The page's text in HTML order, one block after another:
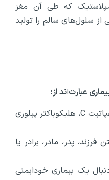
که طی آن مغز
سلول‌های سالم را تولید
عبارت‌اند از:
عفونت‌هایی مانند ایدز، هپاتیت C، هلیکوباکتر پیلوری
پدر، مادر، برادر یا
یک بیماری خودایمنی